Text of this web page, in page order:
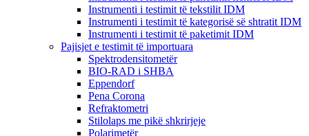
Instrumenti i testimit të tekstilit IDM
Instrumenti i testimit të kategorisë së shtratit IDM
Instrumenti i testimit të paketimit IDM
Pajisjet e testimit të importuara
Spektrodensitometër
BIO-RAD i SHBA
Eppendorf
Pena Corona
Refraktometri
Stilolaps me pikë shkrirjeje
Polarimetër